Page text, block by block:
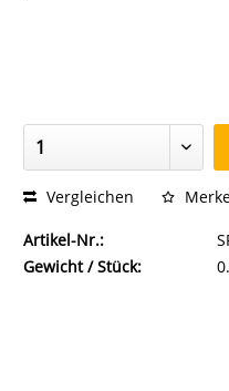
Vergleichen
Artikel-Nr.:
Gewicht / Stück: